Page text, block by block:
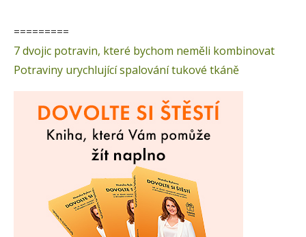
=========
7 dvojic potravin, které bychom neměli kombinovat
Potraviny urychlující spalování tukové tkáně